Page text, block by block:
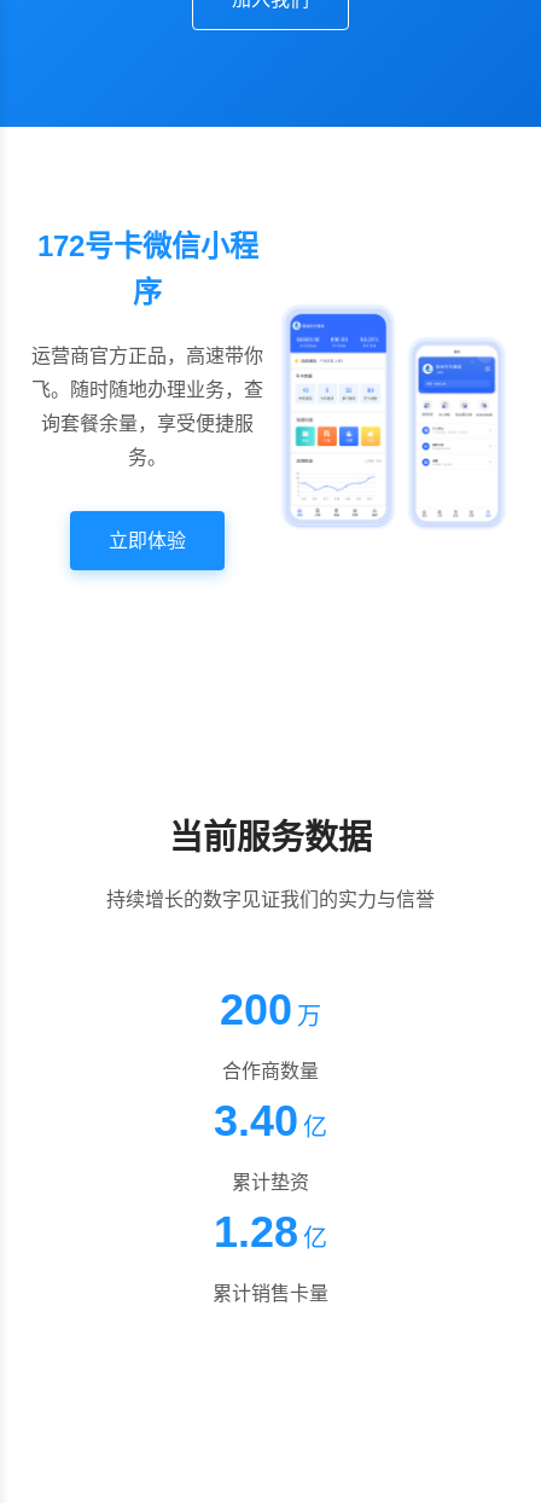
172号卡微信小程
序
运营商官方正品，高速带你
飞。随时随地办理业务，查
询套餐余量，享受便捷服
务。
立即体验
当前服务数据
持续增长的数字见证我们的实力与信誉
200 万
合作商数量
3.40 亿
累计垫资
1.28 亿
累计销售卡量